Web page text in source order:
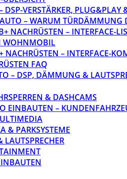
VERSTÄRKER, PLUG&PLAY
– WARUM TÜRDÄMMUNG
NACHRÜSTEN – INTERFACE-
WOHNMOBIL
NACHRÜSTEN – INTERFACE-
FAQ
– DSP, DÄMMUNG &
& DASHCAMS
EINBAUTEN –
& PARKSYSTEME